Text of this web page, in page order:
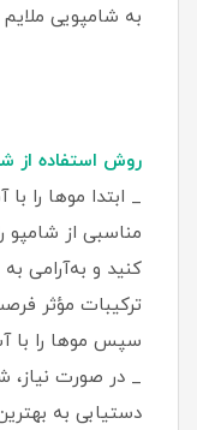
به شامپویی ملایم
روش استفاده از
_ ابتدا موها را
مناسبی از
ترکیبات مؤثر
سپس موها را با
_ در صورت نیاز،
دستیابی به